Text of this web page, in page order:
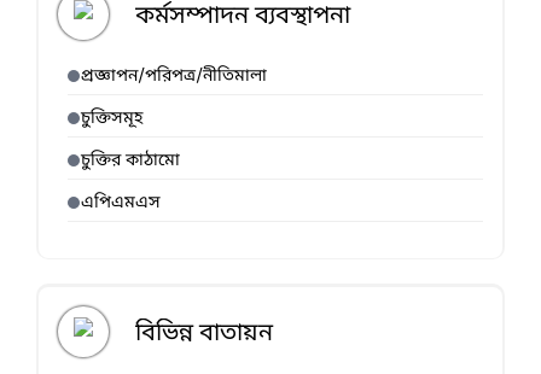
কর্মসম্পাদন ব্যবস্থাপনা
প্রজ্ঞাপন/পরিপত্র/নীতিমালা
চুক্তিসমূহ
চুক্তির কাঠামো
এপিএমএস
বিভিন্ন বাতায়ন